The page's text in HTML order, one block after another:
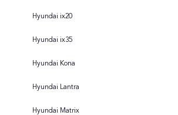
Hyundai ix20
Hyundai ix35
Hyundai Kona
Hyundai Lantra
Hyundai Matrix